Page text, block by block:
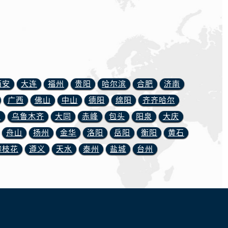
安 大连 福州 贵阳 哈尔滨 合肥
济南
广西
佛山 中山 德阳 绵阳
齐齐哈尔
乌鲁木齐 大同 赤峰 包头 阳泉
大庆
舟山
扬州 金华 洛阳 岳阳 衡阳
黄石
枝花
遵义 天水 泰州 盐城 台州